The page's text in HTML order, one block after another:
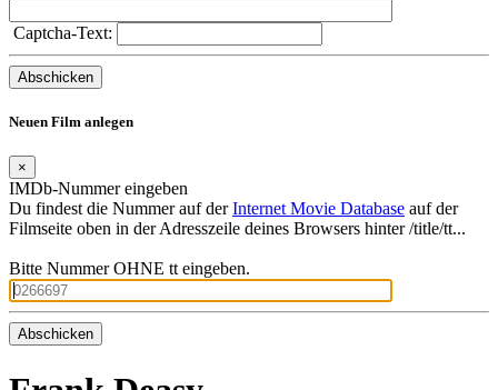
Captcha-Text:
Neuen Film anlegen
×
IMDb-Nummer eingeben
Du findest die Nummer auf derInternet Movie Database auf der
Filmseite oben in der Adresszeile deines Browsers hinter /title/tt...
Bitte Nummer OHNE tt eingeben.